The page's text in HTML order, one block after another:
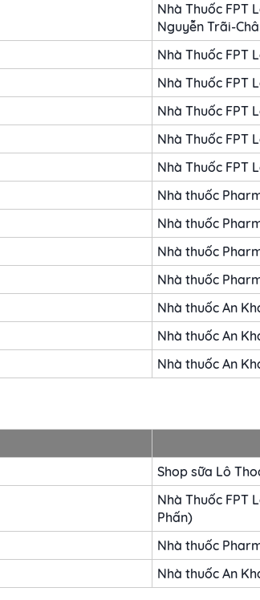
Nhà Thuốc FPT
Nguyễn Trãi-
Nhà Thuốc FPT
Nhà Thuốc FPT
Nhà Thuốc FPT
Nhà Thuốc FPT
Nhà Thuốc FPT
Nhà thuốc
Nhà thuốc
Nhà thuốc
Nhà thuốc
Nhà thuốc An
Nhà thuốc An
Nhà thuốc An
Shop sữa Lô
Nhà Thuốc FPT
Phấn)
Nhà thuốc
Nhà thuốc An